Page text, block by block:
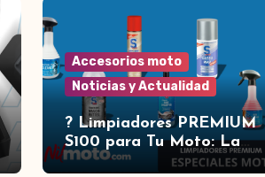
Accesorios moto
Noticias y Actualidad
?️ Limpiadores PREMIUM
S100 para Tu Moto: La
Elección de los Expertos ?